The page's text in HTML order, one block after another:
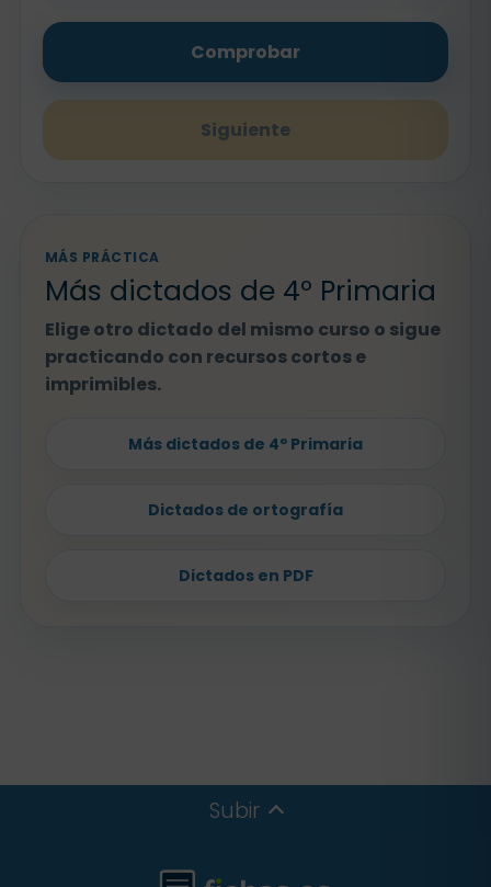
Comprobar
Siguiente
MÁS PRÁCTICA
Más dictados de 4º Primaria
Elige otro dictado del mismo curso o sigue
practicando con recursos cortos e
imprimibles.
Más dictados de 4º Primaria
Dictados de ortografía
Dictados en PDF
Subir